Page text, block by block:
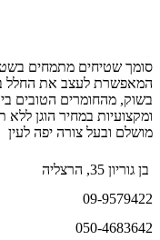
סומך שטיחים מתמחים
המאפשרת לעצב את החלל
בשוק, מהחומרים הטובים
ומקצועיות במחיר הוגן
מושלם ובעל צורה יפה לעין
בן גוריון 35, הרצליה
09-9579422
050-4683642